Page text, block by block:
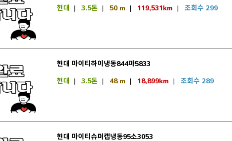
현대 | 3.5톤| 50 m| 119,531km| 조회수 299
현대 마이티하이냉동844마5833
현대 | 3.5톤| 48 m| 18,899km| 조회수 289
현대 마이티슈퍼캡냉동95소3053